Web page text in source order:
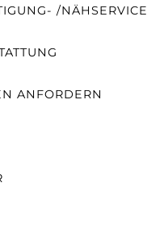
/NÄHSERVICE
ANFORDERN